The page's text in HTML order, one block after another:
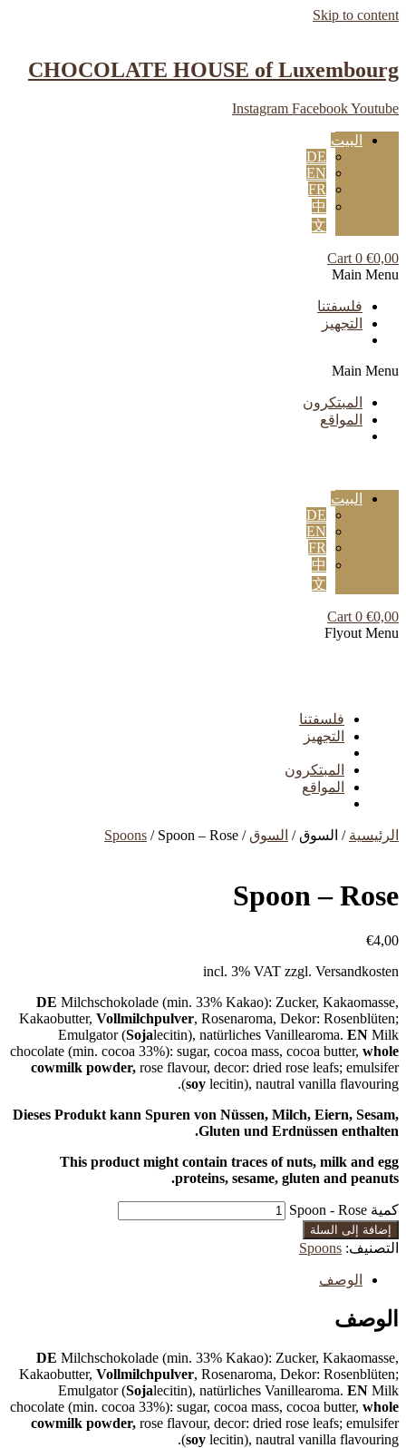
Skip to content
CHOCOLATE HOUSE of Luxembourg
Instagram FacebookYoutube
البيت
DE
EN
FR
中
文
€0,00
0
Cart
Main Menu
فلسفتنا
التجهيز
Main Menu
المبتكرون
المواقع
البيت
DE
EN
FR
中
文
€0,00
0
Cart
Flyout Menu
فلسفتنا
التجهيز
المبتكرون
المواقع
الرئيسية / السوق / السوق /
Spoons / Spoon – Rose
Spoon – Rose
€4,00
incl. 3% VAT zzgl. Versandkosten
DE Milchschokolade (min. 33% Kakao): Zucker, Kakaomasse,
Kakaobutter, Vollmilchpulver, Rosenaroma, Dekor: Rosenblüten;
Emulgator (Sojalecitin), natürliches Vanillearoma. EN Milk
chocolate (min. cocoa 33%): sugar, cocoa mass, cocoa butter, whole
cowmilk powder, rose flavour, decor: dried rose leafs; emulsifer
(soy lecitin), nautral vanilla flavouring.
Dieses Produkt kann Spuren von Nüssen, Milch, Eiern, Sesam,
Gluten und Erdnüssen enthalten.
This product might contain traces of nuts, milk and egg
proteins, sesame, gluten and peanuts.
كمية Spoon - Rose
إضافة إلى السلة
التصنيف: Spoons
الوصف
الوصف
DE Milchschokolade (min. 33% Kakao): Zucker, Kakaomasse,
Kakaobutter, Vollmilchpulver, Rosenaroma, Dekor: Rosenblüten;
Emulgator (Sojalecitin), natürliches Vanillearoma. EN Milk
chocolate (min. cocoa 33%): sugar, cocoa mass, cocoa butter, whole
cowmilk powder, rose flavour, decor: dried rose leafs; emulsifer
(soy lecitin), nautral vanilla flavouring.